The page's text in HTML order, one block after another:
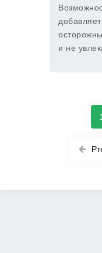
и не
1